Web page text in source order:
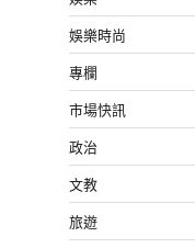
娛樂時尚
專欄
市場快訊
政治
文教
旅遊